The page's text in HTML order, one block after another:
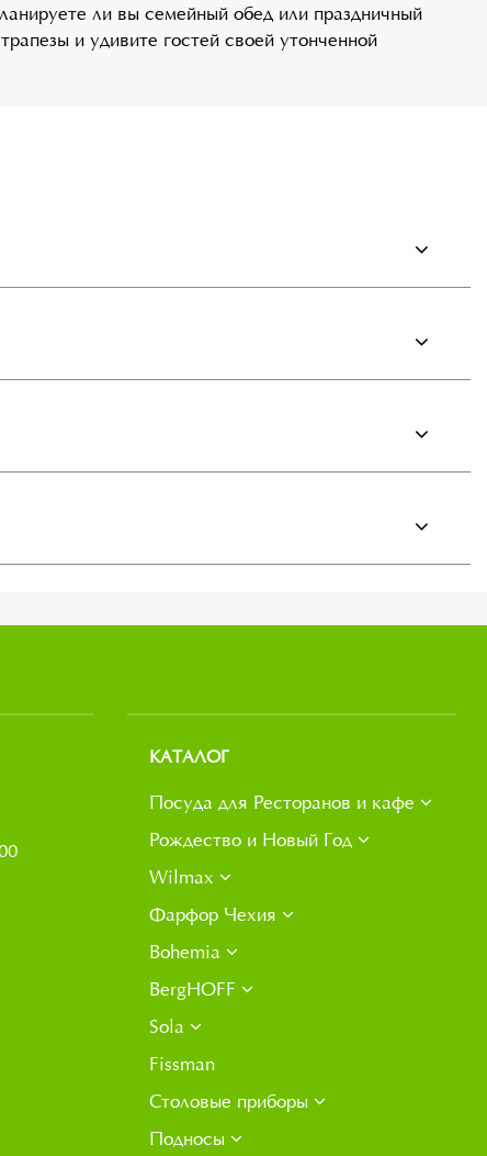
ли вы семейный обед или праздничный
и удивите гостей своей утонченной
КАТАЛОГ
Посуда для Ресторанов и кафе
Рождество и Новый Год
Wilmax
Фарфор Чехия
Bohemia
BergHOFF
Sola
Fissman
Столовые приборы
Подносы